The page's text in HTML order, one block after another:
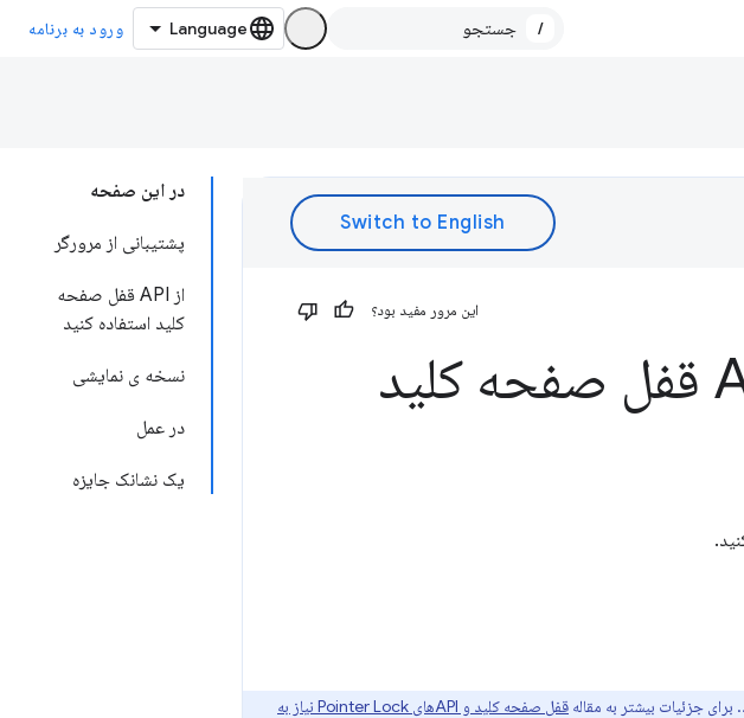
/ ورود به برنامه
در این صفحه
پشتیبانی از مرورگر
از API قفل صفحه
کلید استفاده کنید
نسخه ی نمایشی
در عمل
یک نشانک جایزه
این مرور مفید بود؟
قفل صفحه کلید و APIهای Pointer Lock نیاز به